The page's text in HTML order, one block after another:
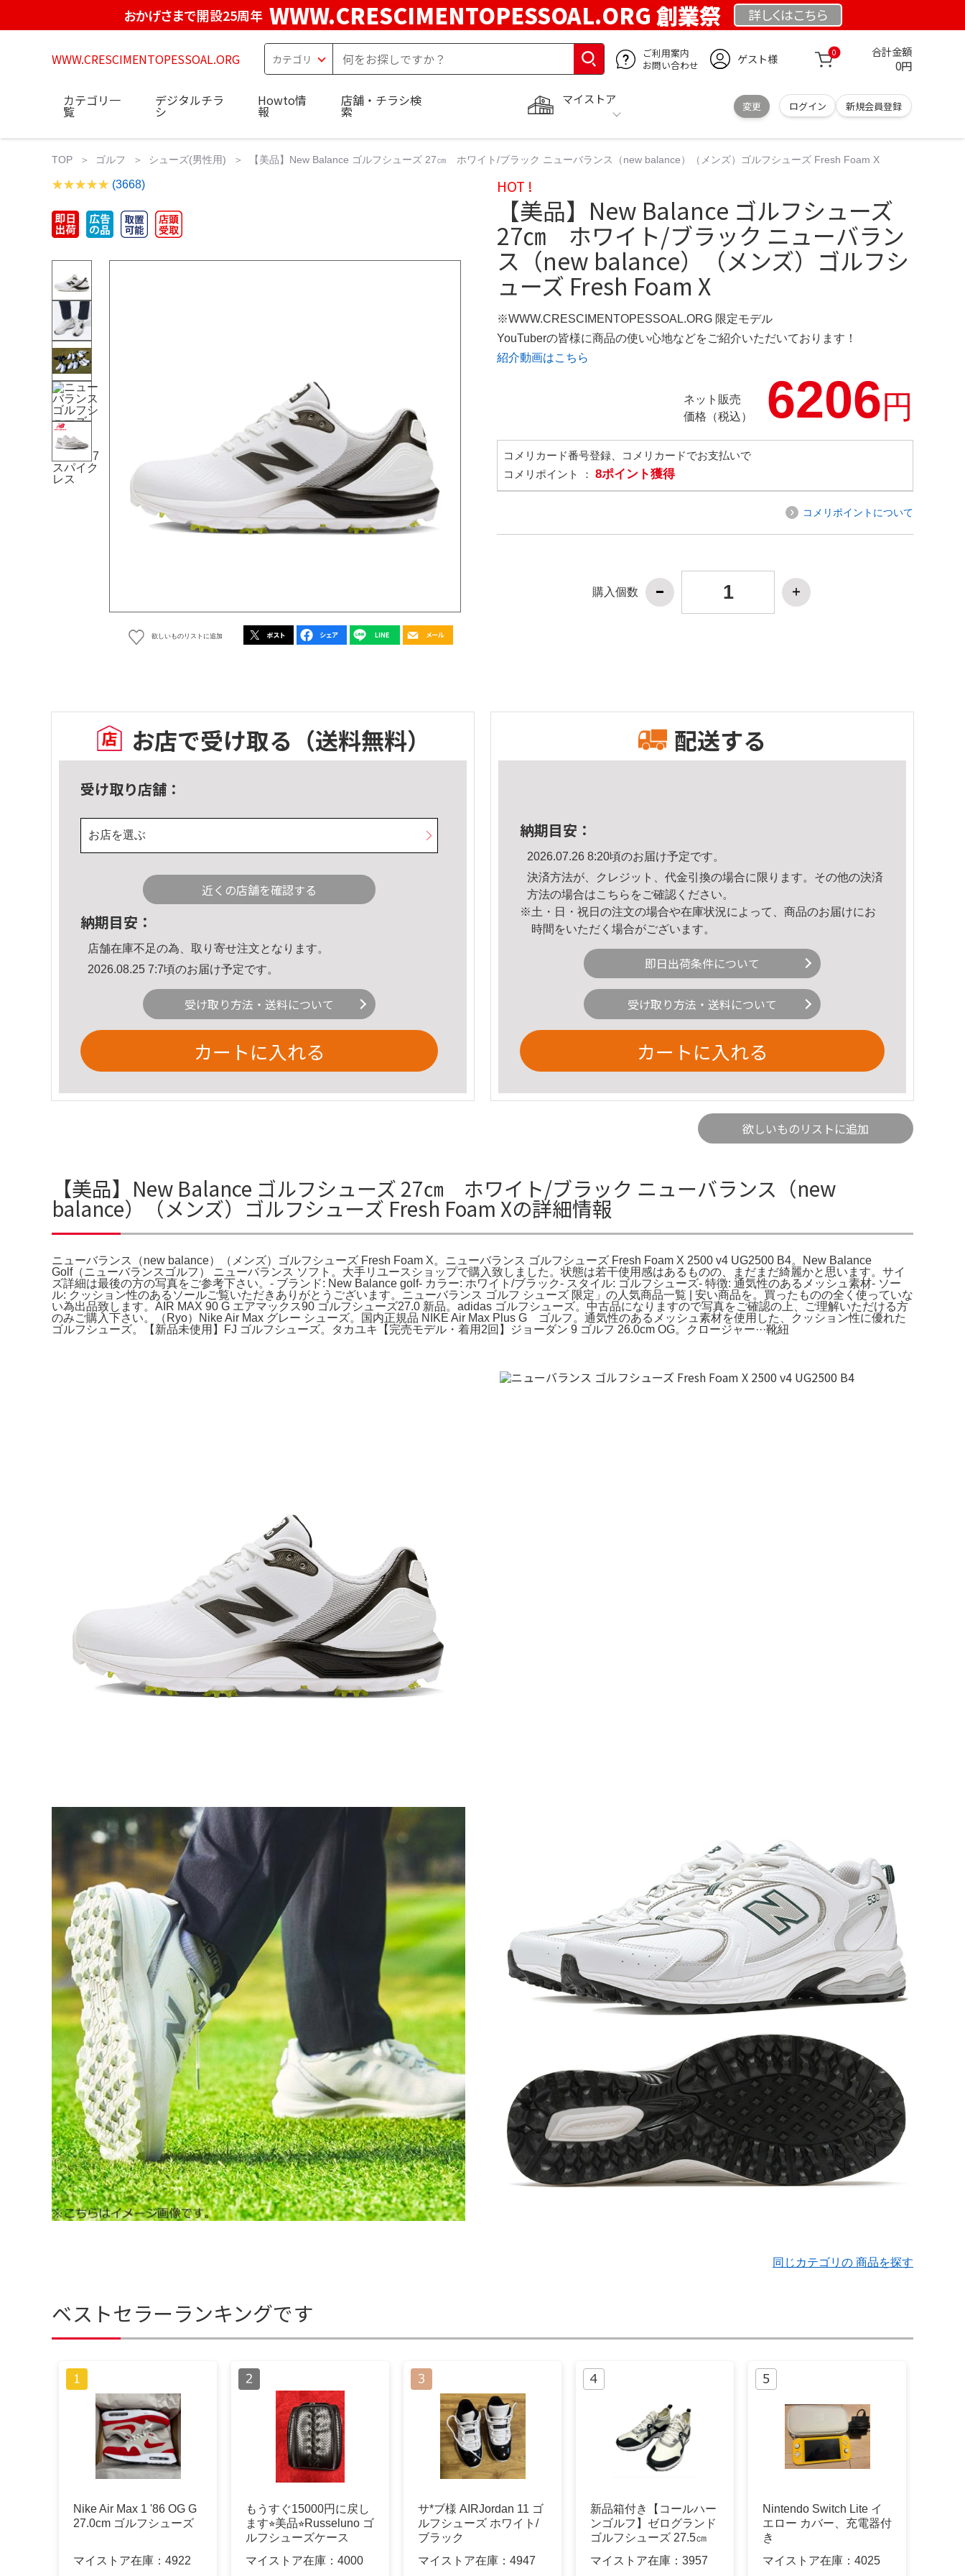
おかげさまで開設25周年 WWW.CRESCIMENTOPESSOAL.ORG 創業祭 詳しくはこちら
WWW.CRESCIMENTOPESSOAL.ORG
ご利用案内
お問い合わせ
ゲスト様 0 合計金額
0円
マイストア
変更 ログイン 新規会員登録
カテゴリ一
覧
デジタルチラ
シ
Howto情
報
店舗・チラシ検
索
TOP ゴルフ シューズ(男性用) 【美品】New Balance ゴルフシューズ 27㎝ ホワイト/ブラック ニューバランス（new balance）（メンズ）ゴルフシューズ Fresh Foam X
(3668)
欲しいものリストに追加
HOT !
【美品】New Balance ゴルフシューズ
27㎝ ホワイト/ブラック ニューバラン
ス（new balance）（メンズ）ゴルフシ
ューズ Fresh Foam X
※WWW.CRESCIMENTOPESSOAL.ORG 限定モデル
YouTuberの皆様に商品の使い心地などをご紹介いただいております！
紹介動画はこちら
ネット販売
価格（税込）
6206円
コメリカード番号登録、コメリカードでお支払いで
コメリポイント ： 8ポイント獲得
コメリポイントについて
購入個数
お店で受け取る （送料無料）
受け取り店舗：
お店を選ぶ
近くの店舗を確認する
納期目安：
店舗在庫不足の為、取り寄せ注文となります。
2026.08.25 7:7頃のお届け予定です。
受け取り方法・送料について
カートに入れる
配送する
納期目安：
2026.07.26 8:20頃のお届け予定です。
決済方法が、クレジット、代金引換の場合に限ります。その他の決済
方法の場合はこちら をご確認ください。
※土・日・祝日の注文の場合や在庫状況によって、商品のお届けにお
時間をいただく場合がございます。
即日出荷条件について
受け取り方法・送料について
カートに入れる
欲しいものリストに追加
【美品】New Balance ゴルフシューズ 27㎝ ホワイト/ブラック ニューバランス（new
balance）（メンズ）ゴルフシューズ Fresh Foam Xの詳細情報
ニューバランス（new balance）（メンズ）ゴルフシューズ Fresh Foam X。ニューバランス ゴルフシューズ Fresh Foam X 2500 v4 UG2500 B4。New Balance
Golf（ニューバランスゴルフ） ニューバランス ソフト。大手リユースショップで購入致しました。状態は若干使用感はあるものの、まだまだ綺麗かと思います。サイ
ズ詳細は最後の方の写真をご参考下さい。- ブランド: New Balance golf- カラー: ホワイト/ブラック- スタイル: ゴルフシューズ- 特徴: 通気性のあるメッシュ素材- ソー
ル: クッション性のあるソールご覧いただきありがとうございます。ニューバランス ゴルフ シューズ 限定」の人気商品一覧 | 安い商品を。買ったものの全く使っていな
い為出品致します。AIR MAX 90 G エアマックス90 ゴルフシューズ27.0 新品。adidas ゴルフシューズ。中古品になりますので写真をご確認の上、ご理解いただける方
のみご購入下さい。（Ryo）Nike Air Max グレー シューズ。国内正規品 NIKE Air Max Plus G ゴルフ。通気性のあるメッシュ素材を使用した、クッション性に優れた
ゴルフシューズ。【新品未使用】FJ ゴルフシューズ。タカユキ【完売モデル・着用2回】ジョーダン 9 ゴルフ 26.0cm OG。クロージャー···靴紐
同じカテゴリの 商品を探す
ベストセラーランキングです
Nike Air Max 1 '86 OG G
27.0cm ゴルフシューズ
マイストア在庫： 4922
もうすぐ15000円に戻し
ます⭐︎美品⭐︎Russeluno ゴ
ルフシューズケース
マイストア在庫： 4000
サ*ブ様 AIRJordan 11 ゴ
ルフシューズ ホワイト/
ブラック
マイストア在庫： 4947
新品箱付き【コールハー
ンゴルフ】ゼログランド
ゴルフシューズ 27.5㎝
マイストア在庫： 3957
Nintendo Switch Lite イ
エロー カバー、充電器付
き
マイストア在庫： 4025